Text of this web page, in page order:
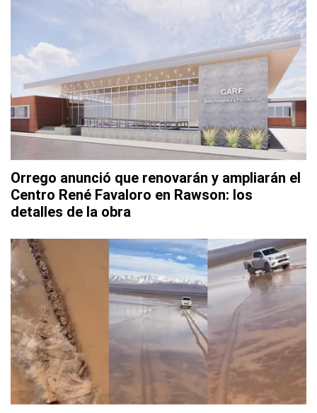
Orrego anunció que renovarán y ampliarán el
Centro René Favaloro en Rawson: los
detalles de la obra